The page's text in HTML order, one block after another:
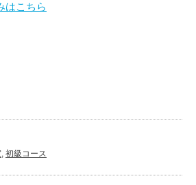
はこちら
, 初級コース